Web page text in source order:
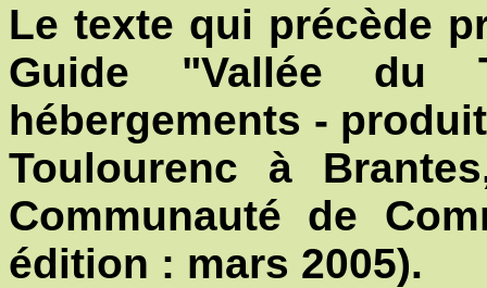
Le texte qui précède
Guide "Vallée du
hébergements -
Toulourenc à
Communauté de
édition : mars 2005).